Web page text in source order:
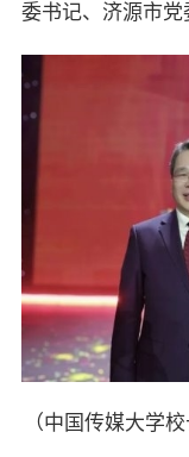
委书记、济源市党
（中国传媒大学